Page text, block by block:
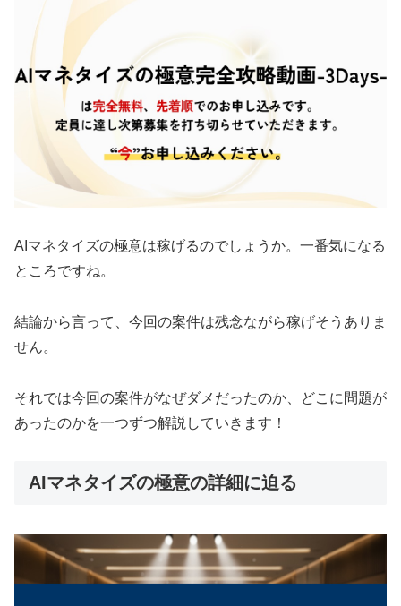
AIマネタイズの極意は稼げるのでしょうか。一番気になる
ところですね。
結論から言って、 今回の案件は残念ながら稼げそうありま
せん。
それでは今回の案件がなぜダメだったのか、どこに問題が
あったのかを一つずつ解説していきます！
AIマネタイズの極意の詳細に迫る